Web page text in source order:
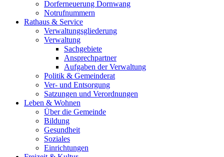
Dorferneuerung Dornwang
Notrufnummern
Rathaus & Service
Verwaltungsgliederung
Verwaltung
Sachgebiete
Ansprechpartner
Aufgaben der Verwaltung
Politik & Gemeinderat
Ver- und Entsorgung
Satzungen und Verordnungen
Leben & Wohnen
Über die Gemeinde
Bildung
Gesundheit
Soziales
Einrichtungen